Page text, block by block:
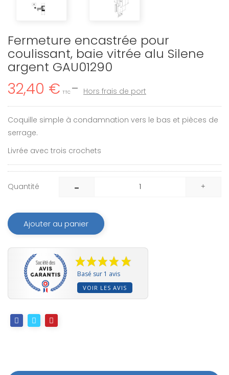
Fermeture encastrée pour
coulissant, baie vitrée alu Silene
argent GAU01290
32,40 € TTC Hors frais de port
Coquille simple à condamnation vers le bas et pièces de
serrage.
Livrée avec trois crochets
Quantité
Ajouter au panier
Basé sur 1 avis
VOIR LES AVIS